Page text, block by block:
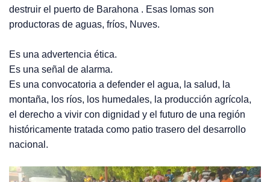
destruir el puerto de Barahona . Esas lomas son
productoras de aguas, fríos, Nuves.
Es una advertencia ética.
Es una señal de alarma.
Es una convocatoria a defender el agua, la salud, la
montaña, los ríos, los humedales, la producción agrícola,
el derecho a vivir con dignidad y el futuro de una región
históricamente tratada como patio trasero del desarrollo
nacional.